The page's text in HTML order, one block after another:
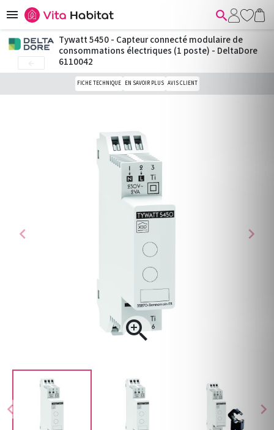
 
chevron_left chevron_right
chevron_left

chevron_right
Tywatt 5450 - Capteur connecté modulaire de
consommations électriques (1 poste) - DeltaDore
6110042
FICHE TECHNIQUE EN SAVOIR PLUS AVIS CLIENT